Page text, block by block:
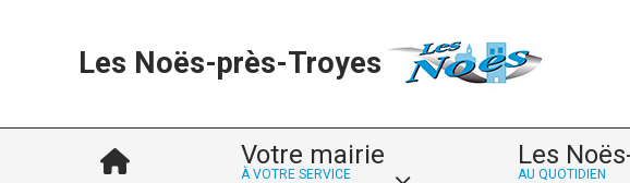
Les Noës-près-Troyes
Votre mairie
À VOTRE SERVICE
Les
AU QUOTIDIEN